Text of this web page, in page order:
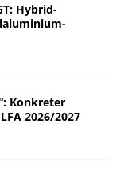
Hybrid-
Konkreter
2026/2027